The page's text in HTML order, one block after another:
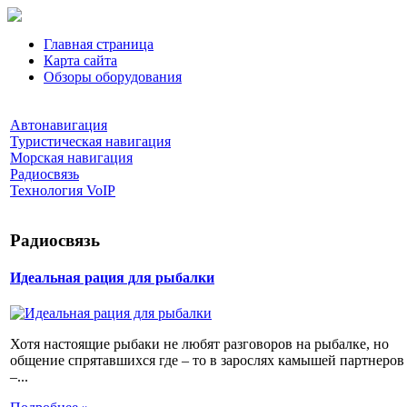
Главная страница
Карта сайта
Обзоры оборудования
Автонавигация
Туристическая навигация
Морская навигация
Радиосвязь
Технология VoIP
Радиосвязь
Идеальная рация для рыбалки
Хотя настоящие рыбаки не любят разговоров на рыбалке, но
общение спрятавшихся где – то в зарослях камышей партнеров
–...